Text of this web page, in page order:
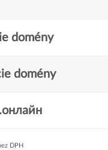
domény
domény
DPH